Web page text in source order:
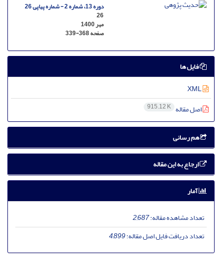
دوره 13، شماره 2 - شماره پیاپی 26
26
مهر 1400
صفحه339-368
فایل ها
اصل مقاله 915.12 K
هم رسانی
ارجاع به این مقاله
آمار
تعداد مشاهده مقاله:2,687
تعداد دریافت فایل اصل مقاله:4,899